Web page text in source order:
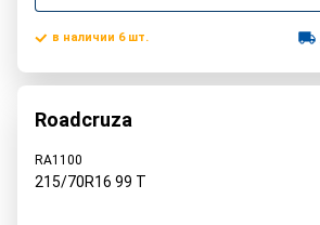
в наличии 6 шт.
Roadcruza
RA1100
215/70R16 99 T